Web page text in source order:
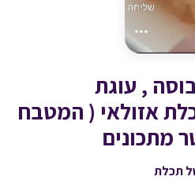
, עוגת
אזולאי ( המטבח
מתכונים
תכלת